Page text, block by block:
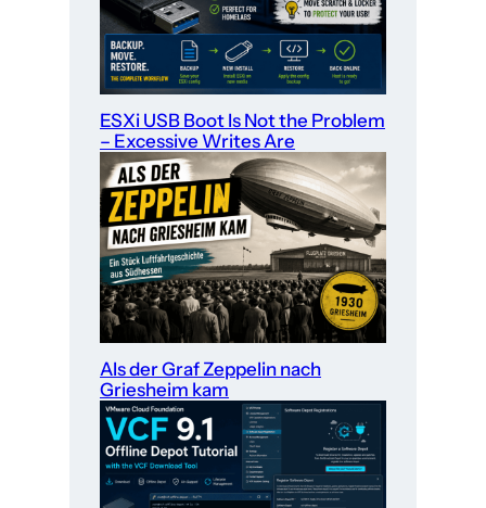
ESXi USB Boot Is Not the Problem
– Excessive Writes Are
Als der Graf Zeppelin nach
Griesheim kam